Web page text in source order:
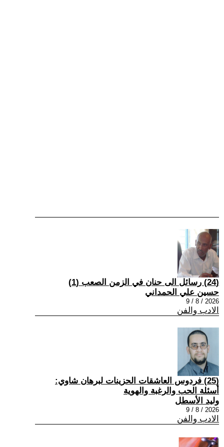
(24) رسائل الى حنان في الزمن الصعب (1)
حسين علي الحمداني
2026 / 8 / 9
الادب والفن
(25) فردوس العاشقات الحزينات لبرهان شاوي:
أسئلة الحب والرغبة والهوية
وليد الأسطل
2026 / 8 / 9
الادب والفن